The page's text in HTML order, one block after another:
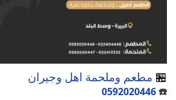
🏪 مطعم وملحمة اهل وجيران
☎️
0592020446